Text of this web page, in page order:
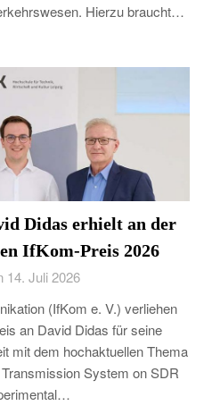
Hierzu braucht…
Didas erhielt an der
IfKom-Preis 2026
14. Juli 2026
(IfKom e. V.) verliehen
an David Didas für seine
mit dem hochaktuellen Thema
System on SDR